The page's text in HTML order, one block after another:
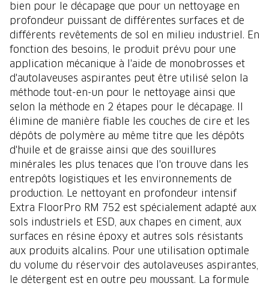
bien pour le décapage que pour un nettoyage en
profondeur puissant de différentes surfaces et de
différents revêtements de sol en milieu industriel. En
fonction des besoins, le produit prévu pour une
application mécanique à l'aide de monobrosses et
d'autolaveuses aspirantes peut être utilisé selon la
méthode tout-en-un pour le nettoyage ainsi que
selon la méthode en 2 étapes pour le décapage. Il
élimine de manière fiable les couches de cire et les
dépôts de polymère au même titre que les dépôts
d'huile et de graisse ainsi que des souillures
minérales les plus tenaces que l'on trouve dans les
entrepôts logistiques et les environnements de
production. Le nettoyant en profondeur intensif
Extra FloorPro RM 752 est spécialement adapté aux
sols industriels et ESD, aux chapes en ciment, aux
surfaces en résine époxy et autres sols résistants
aux produits alcalins. Pour une utilisation optimale
du volume du réservoir des autolaveuses aspirantes,
le détergent est en outre peu moussant. La formule